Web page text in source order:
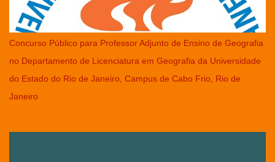
Concurso Público para Professor Adjunto de Ensino de Geografia
no Departamento de Licenciatura em Geografia da Universidade
do Estado do Rio de Janeiro, Campus de Cabo Frio, Rio de
Janeiro